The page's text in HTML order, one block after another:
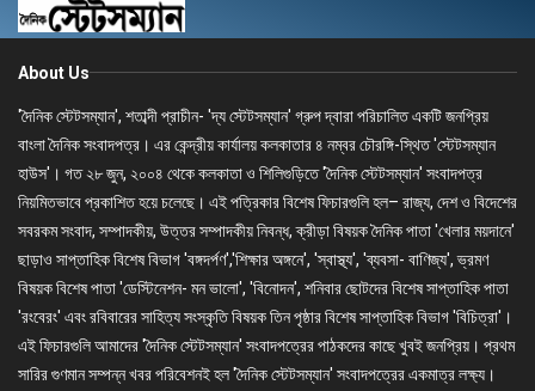
About Us
'দৈনিক স্টেটসম্যান', শতাব্দী প্রাচীন- 'দ্য স্টেটসম্যান' গ্রুপ দ্বারা পরিচালিত একটি জনপ্রিয়
বাংলা দৈনিক সংবাদপত্র। এর কেন্দ্রীয় কার্যালয় কলকাতার ৪ নম্বর চৌরঙ্গি-স্থিত 'স্টেটসম্যান
হাউস'। গত ২৮ জুন, ২০০৪ থেকে কলকাতা ও শিলিগুড়িতে 'দৈনিক স্টেটসম্যান' সংবাদপত্র
নিয়মিতভাবে প্রকাশিত হয়ে চলেছে। এই পত্রিকার বিশেষ ফিচারগুলি হল– রাজ্য, দেশ ও বিদেশের
সবরকম সংবাদ, সম্পাদকীয়, উত্তর সম্পাদকীয় নিবন্ধ, ক্রীড়া বিষয়ক দৈনিক পাতা 'খেলার ময়দানে'
ছাড়াও সাপ্তাহিক বিশেষ বিভাগ 'বঙ্গদর্পণ','শিক্ষার অঙ্গনে', 'স্বাস্থ্য', 'ব্যবসা- বাণিজ্য', ভ্রমণ
বিষয়ক বিশেষ পাতা 'ডেস্টিনেশন- মন ভালো', 'বিনোদন', শনিবার ছোটদের বিশেষ সাপ্তাহিক পাতা
'রংবেরং' এবং রবিবারের সাহিত্য সংস্কৃতি বিষয়ক তিন পৃষ্ঠার বিশেষ সাপ্তাহিক বিভাগ 'বিচিত্রা'।
এই ফিচারগুলি আমাদের 'দৈনিক স্টেটসম্যান' সংবাদপত্রের পাঠকদের কাছে খুবই জনপ্রিয়। প্রথম
সারির গুণমান সম্পন্ন খবর পরিবেশনই হল 'দৈনিক স্টেটসম্যান' সংবাদপত্রের একমাত্র লক্ষ্য।